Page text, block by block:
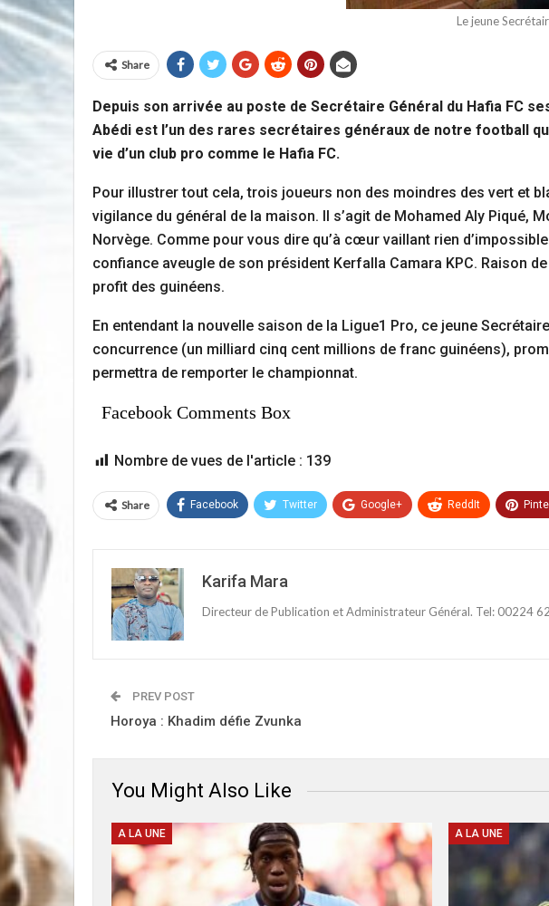
Le jeune
Share
Depuis son arrivée au poste de Secrétaire Général du Hafia FC
Abédi est l’un des rares secrétaires généraux de notre football
vie d’un club pro comme le Hafia FC.
Pour illustrer tout cela, trois joueurs non des moindres des vert et
vigilance du général de la maison. Il s’agit de Mohamed Aly Piqué,
Norvège. Comme pour vous dire qu’à cœur vaillant rien
confiance aveugle de son président Kerfalla Camara KPC. Raison
profit des guinéens.
En entendant la nouvelle saison de la Ligue1 Pro, ce jeune
concurrence (un milliard cinq cent millions de franc guinéens),
permettra de remporter le championnat.
Facebook Comments Box
Nombre de vues de l'article : 139
Share Facebook Twitter Google+ ReddIt
Karifa Mara
Directeur de Publication et Administrateur Général. Tel: 00224
PREV POST
Horoya : Khadim défie Zvunka
You Might Also Like
A LA UNE A LA UNE